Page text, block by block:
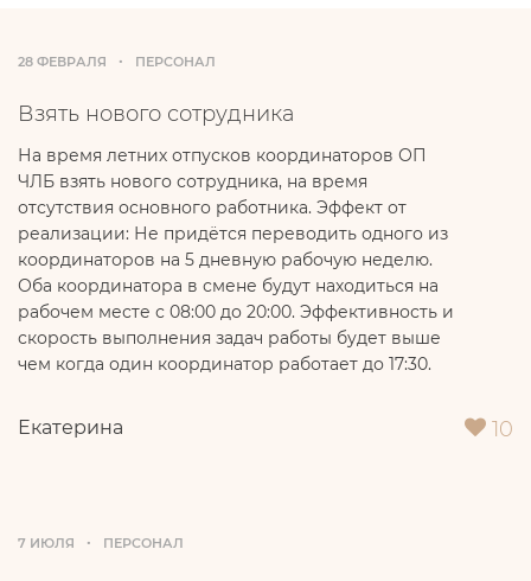
28 ФЕВРАЛЯ ПЕРСОНАЛ
Взять нового сотрудника
На время летних отпусков координаторов ОП
ЧЛБ взять нового сотрудника, на время
отсутствия основного работника. Эффект от
реализации: Не придётся переводить одного из
координаторов на 5 дневную рабочую неделю.
Оба координатора в смене будут находиться на
рабочем месте с 08:00 до 20:00. Эффективность и
скорость выполнения задач работы будет выше
чем когда один координатор работает до 17:30.
Екатерина 10
7 ИЮЛЯ ПЕРСОНАЛ